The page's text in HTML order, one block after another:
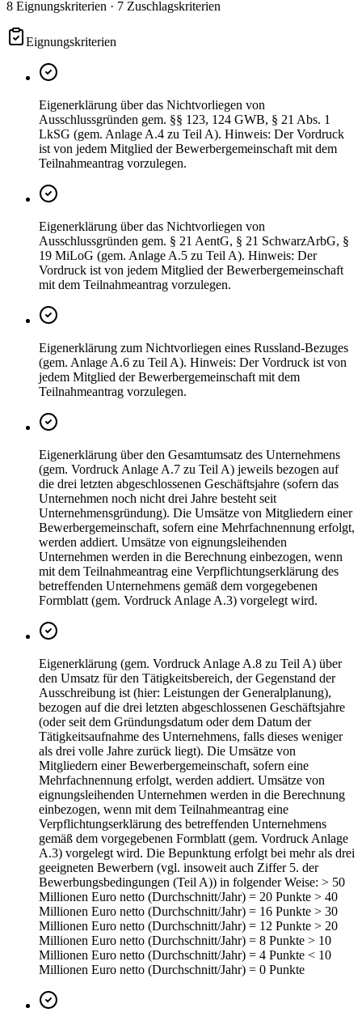
8 Eignungskriterien · 7 Zuschlagskriterien
Eignungskriterien
Eigenerklärung über das Nichtvorliegen von
Ausschlussgründen gem. §§ 123, 124 GWB, § 21 Abs. 1
LkSG (gem. Anlage A.4 zu Teil A). Hinweis: Der Vordruck
ist von jedem Mitglied der Bewerbergemeinschaft mit dem
Teilnahmeantrag vorzulegen.
Eigenerklärung über das Nichtvorliegen von
Ausschlussgründen gem. § 21 AentG, § 21 SchwarzArbG, §
19 MiLoG (gem. Anlage A.5 zu Teil A). Hinweis: Der
Vordruck ist von jedem Mitglied der Bewerbergemeinschaft
mit dem Teilnahmeantrag vorzulegen.
Eigenerklärung zum Nichtvorliegen eines Russland-Bezuges
(gem. Anlage A.6 zu Teil A). Hinweis: Der Vordruck ist von
jedem Mitglied der Bewerbergemeinschaft mit dem
Teilnahmeantrag vorzulegen.
Eigenerklärung über den Gesamtumsatz des Unternehmens
(gem. Vordruck Anlage A.7 zu Teil A) jeweils bezogen auf
die drei letzten abgeschlossenen Geschäftsjahre (sofern das
Unternehmen noch nicht drei Jahre besteht seit
Unternehmensgründung). Die Umsätze von Mitgliedern einer
Bewerbergemeinschaft, sofern eine Mehrfachnennung erfolgt,
werden addiert. Umsätze von eignungsleihenden
Unternehmen werden in die Berechnung einbezogen, wenn
mit dem Teilnahmeantrag eine Verpflichtungserklärung des
betreffenden Unternehmens gemäß dem vorgegebenen
Formblatt (gem. Vordruck Anlage A.3) vorgelegt wird.
Eigenerklärung (gem. Vordruck Anlage A.8 zu Teil A) über
den Umsatz für den Tätigkeitsbereich, der Gegenstand der
Ausschreibung ist (hier: Leistungen der Generalplanung),
bezogen auf die drei letzten abgeschlossenen Geschäftsjahre
(oder seit dem Gründungsdatum oder dem Datum der
Tätigkeitsaufnahme des Unternehmens, falls dieses weniger
als drei volle Jahre zurück liegt). Die Umsätze von
Mitgliedern einer Bewerbergemeinschaft, sofern eine
Mehrfachnennung erfolgt, werden addiert. Umsätze von
eignungsleihenden Unternehmen werden in die Berechnung
einbezogen, wenn mit dem Teilnahmeantrag eine
Verpflichtungserklärung des betreffenden Unternehmens
gemäß dem vorgegebenen Formblatt (gem. Vordruck Anlage
A.3) vorgelegt wird. Die Bepunktung erfolgt bei mehr als drei
geeigneten Bewerbern (vgl. insoweit auch Ziffer 5. der
Bewerbungsbedingungen (Teil A)) in folgender Weise: > 50
Millionen Euro netto (Durchschnitt/Jahr) = 20 Punkte > 40
Millionen Euro netto (Durchschnitt/Jahr) = 16 Punkte > 30
Millionen Euro netto (Durchschnitt/Jahr) = 12 Punkte > 20
Millionen Euro netto (Durchschnitt/Jahr) = 8 Punkte > 10
Millionen Euro netto (Durchschnitt/Jahr) = 4 Punkte < 10
Millionen Euro netto (Durchschnitt/Jahr) = 0 Punkte